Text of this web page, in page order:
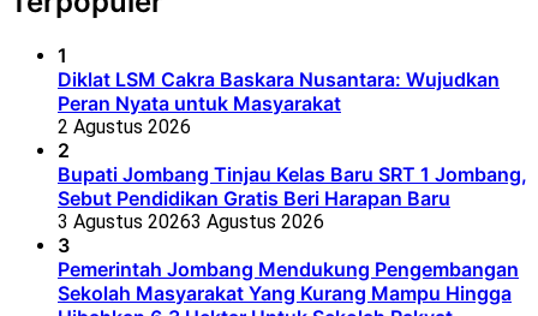
1
Diklat LSM Cakra Baskara Nusantara: Wujudkan
Peran Nyata untuk Masyarakat
2 Agustus 2026
2
Bupati Jombang Tinjau Kelas Baru SRT 1 Jombang,
Sebut Pendidikan Gratis Beri Harapan Baru
3 Agustus 20263 Agustus 2026
3
Pemerintah Jombang Mendukung Pengembangan
Sekolah Masyarakat Yang Kurang Mampu Hingga